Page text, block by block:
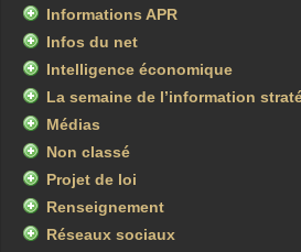
Informations APR
Infos du net
Intelligence économique
La semaine de l’information
Médias
Non classé
Projet de loi
Renseignement
Réseaux sociaux